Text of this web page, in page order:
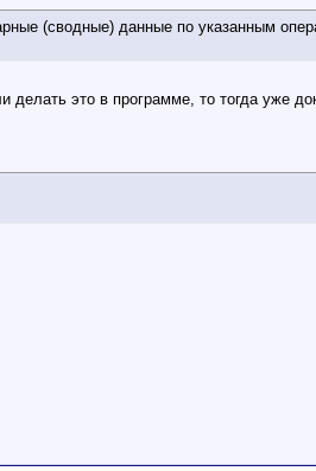
(сводные) данные по указанным
делать это в программе, то тогда уже